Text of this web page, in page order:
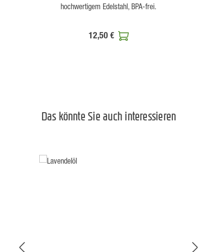
hochwertigem Edelstahl, BPA-frei.
12,50 €
Das könnte Sie auch interessieren